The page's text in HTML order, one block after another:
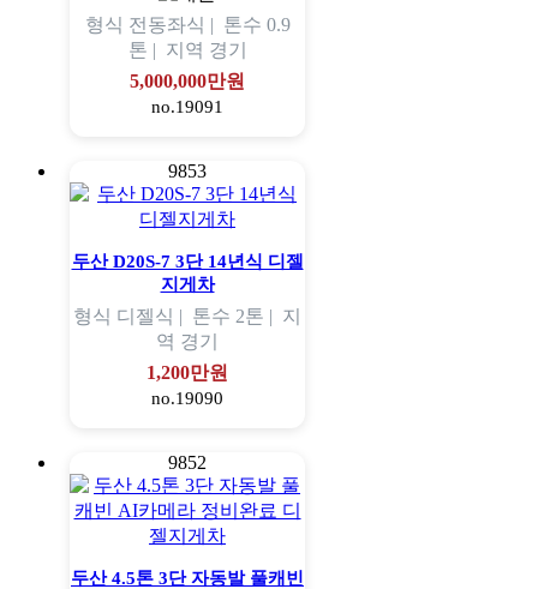
형식 전동좌식 | 톤수 0.9
톤 | 지역 경기
5,000,000만원
no.19091
9853
두산 D20S-7 3단 14년식 디젤
지게차
형식 디젤식 | 톤수 2톤 | 지
역 경기
1,200만원
no.19090
9852
두산 4.5톤 3단 자동발 풀캐빈